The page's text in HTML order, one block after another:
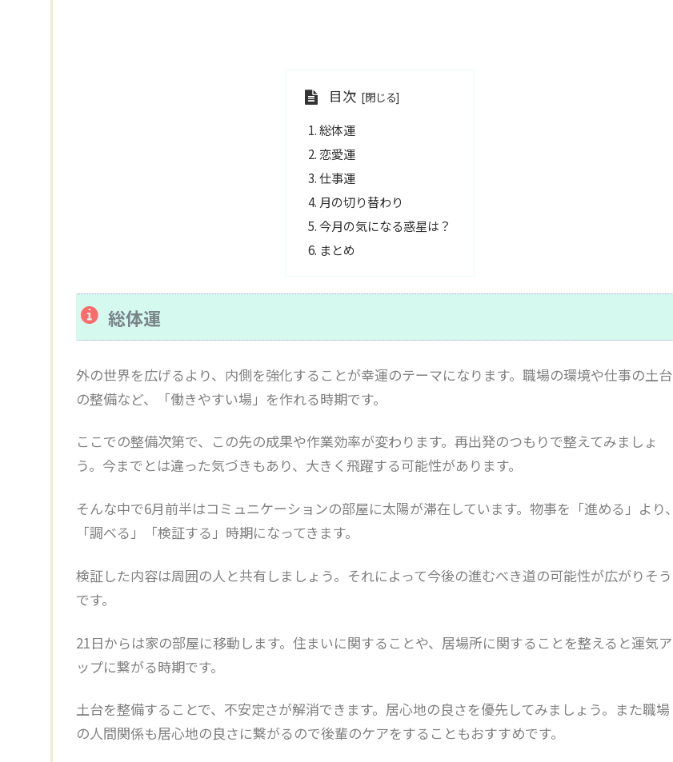
目次
総体運
恋愛運
仕事運
月の切り替わり
今月の気になる惑星は？
まとめ
総体運
外の世界を広げるより、内側を強化することが幸運のテーマになります。職場の環境や仕事の土台
の整備など、「働きやすい場」を作れる時期です。
ここでの整備次第で、この先の成果や作業効率が変わります。再出発のつもりで整えてみましょ
う。今までとは違った気づきもあり、大きく飛躍する可能性があります。
そんな中で6月前半はコミュニケーションの部屋に太陽が滞在しています。 物事を「進める」より、
「調べる」「検証する」時期になってきます。
検証した内容は周囲の人と共有しましょう。それによって今後の進むべき道の可能性が広がりそう
です。
21日からは家の部屋に移動します。 住まいに関することや、居場所に関することを整えると運気ア
ップに繋がる時期です。
土台を整備することで、不安定さが解消できます。居心地の良さを優先してみましょう。また職場
の人間関係も居心地の良さに繋がるので後輩のケアをすることもおすすめです。